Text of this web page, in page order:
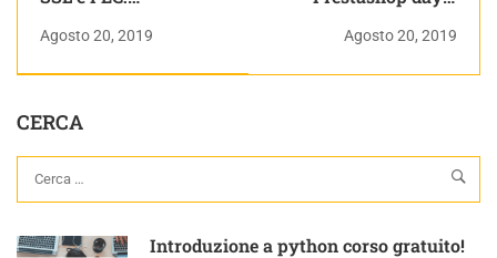
protocolli, aggiornate
i vostri software
Agosto 20, 2019
2019
Agosto 20, 2019
CERCA
Introduzione a python corso gratuito!